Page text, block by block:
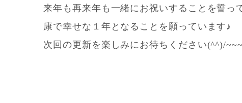
来年も再来年も一緒にお祝いすることを誓っ
康で幸せな１年となることを願っています♪
次回の更新を楽しみにお待ちください(^^)/~~~